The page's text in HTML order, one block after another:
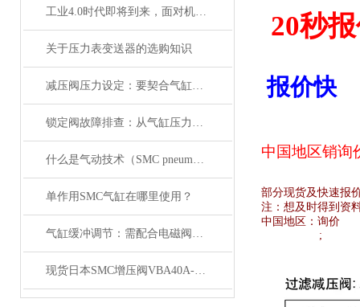
工业4.0时代即将到来，面对机遇与挑战，日本SMC该如何应对？
关于压力表变送器的选购知识
减压阀压力设定：要契合气缸负载与电磁阀的工作范围
锁定阀故障排查：从气缸压力变化与电磁阀信号入手
什么是气动技术（SMC pneumatics）
单作用SMC气缸在哪里使用？
气缸缓冲调节：需配合电磁阀的响应速度来调整
现货日本SMC增压阀VBA40A-04GN
20秒
报价快
中国地区销询
部分现货及快速报
注：想及时得到资
中国地区： 询价
;